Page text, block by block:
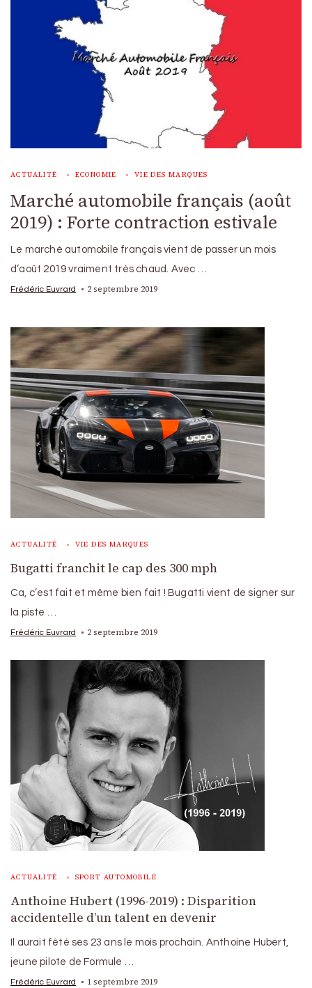
ACTUALITÉ ECONOMIE VIE DES MARQUES
Marché automobile français (août
2019) : Forte contraction estivale
Le marché automobile français vient de passer un mois
d’août 2019 vraiment très chaud. Avec …
Frédéric Euvrard 2 septembre 2019
ACTUALITÉ VIE DES MARQUES
Bugatti franchit le cap des 300 mph
Ca, c’est fait et même bien fait ! Bugatti vient de signer sur
la piste …
Frédéric Euvrard 2 septembre 2019
ACTUALITÉ SPORT AUTOMOBILE
Anthoine Hubert (1996-2019) : Disparition
accidentelle d’un talent en devenir
Il aurait fêté ses 23 ans le mois prochain. Anthoine Hubert,
jeune pilote de Formule …
Frédéric Euvrard 1 septembre 2019